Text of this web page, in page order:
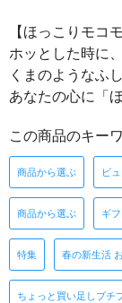
【ほっこりモコ
ホッとした時に
くまのようなふ
あなたの心に「
この商品のキー
商品から選ぶ ビ
商品から選ぶ ギフ
特集 春の新生活
ちょっと買い足しプチ